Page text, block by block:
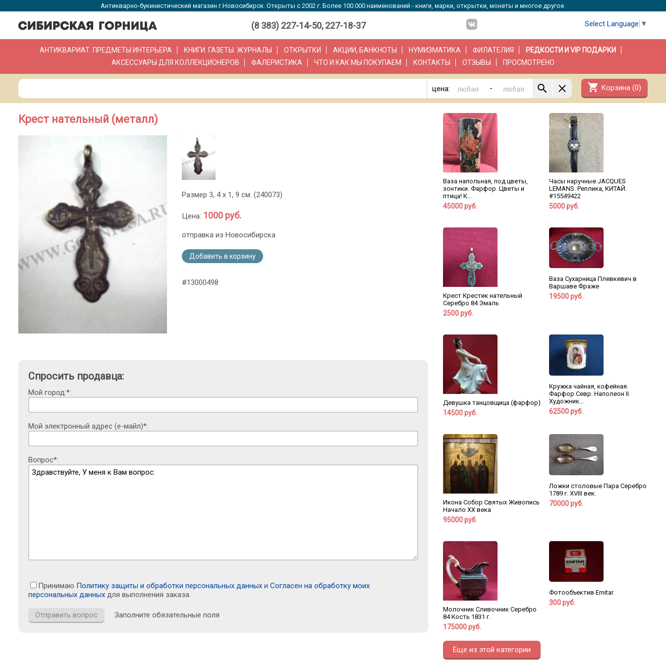
Антикварно-букинистический магазин г.Новосибирск. Открыты с 2002 г. Более 100.000 наименований - книги, марки, открытки, монеты и многое другое.
(8 383) 227-14-50, 227-18-37 Select Language ▼
АНТИКВАРИАТ. ПРЕДМЕТЫ ИНТЕРЬЕРА КНИГИ. ГАЗЕТЫ. ЖУРНАЛЫ ОТКРЫТКИ АКЦИИ, БАНКНОТЫ НУМИЗМАТИКА ФИЛАТЕЛИЯ
РЕДКОСТИ И VIP ПОДАРКИ
АКСЕССУАРЫ ДЛЯ КОЛЛЕКЦИОНЕРОВ
ФАЛЕРИСТИКА ЧТО И КАК МЫ ПОКУПАЕМ КОНТАКТЫ ОТЗЫВЫ ПРОСМОТРЕНО
цена: - shopping_cart Корзина (0)
Крест нательный (металл)
Размер 3, 4 х 1, 9 см. (240073)
Цена: 1000 руб.
отправка из Новосибирска
Добавить в корзину
#13000498
Спросить продавца:
Мой город:*:
Мой электронный адрес (е-майл)*:
Вопрос*:
Принимаю Политику защиты и обработки персональных данных и Согласен на обработку моих
персональных данных для выполнения заказа.
Заполните обязательные поля
Ваза напольная, под цветы,
зонтики. Фарфор. Цветы и
птица! К...
45000 руб.
Часы наручные JACQUES
LEMANS. Реплика, КИТАЙ.
#15549422
5000 руб.
Крест Крестик нательный
Серебро 84 Эмаль
2500 руб.
Ваза Сухарница Плевкевич в
Варшаве Фраже
19500 руб.
Девушка танцовщица (фарфор)
14500 руб.
Кружка чайная, кофейная.
Фарфор Севр. Наполеон II.
Художник...
62500 руб.
Икона Собор Святых Живопись
Начало ХХ века
95000 руб.
Ложки столовые Пара Серебро
1789 г. XVIII век.
70000 руб.
Молочник Сливочник Серебро
84 Кость 1831 г.
175000 руб.
Фотообъектив Emitar.
300 руб.
Еще из этой категории